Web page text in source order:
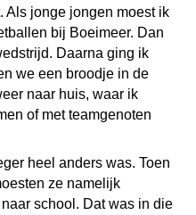
Als jonge jongen moest ik
bij Boeimeer. Dan
Daarna ging ik
we een broodje in de
naar huis, waar ik
of met teamgenoten
heel anders was. Toen
ze namelijk
school. Dat was in die